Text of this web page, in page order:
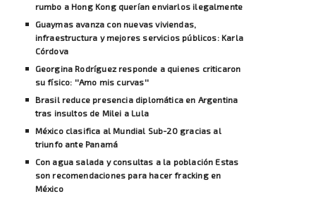
rumbo a Hong Kong querían enviarlos ilegalmente
Guaymas avanza con nuevas viviendas,
infraestructura y mejores servicios públicos: Karla
Córdova
Georgina Rodríguez responde a quienes criticaron
su físico: ''Amo mis curvas''
Brasil reduce presencia diplomática en Argentina
tras insultos de Milei a Lula
México clasifica al Mundial Sub-20 gracias al
triunfo ante Panamá
Con agua salada y consultas a la población Estas
son recomendaciones para hacer fracking en
México